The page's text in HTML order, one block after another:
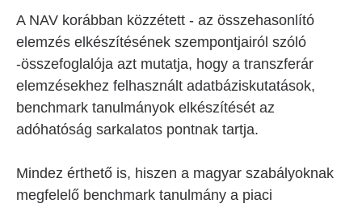
A NAV korábban közzétett - az összehasonlító
elemzés elkészítésének szempontjairól szóló
-összefoglalója azt mutatja, hogy a transzferár
elemzésekhez felhasznált adatbáziskutatások,
benchmark tanulmányok elkészítését az
adóhatóság sarkalatos pontnak tartja.
Mindez érthető is, hiszen a magyar szabályoknak
megfelelő benchmark tanulmány a piaci